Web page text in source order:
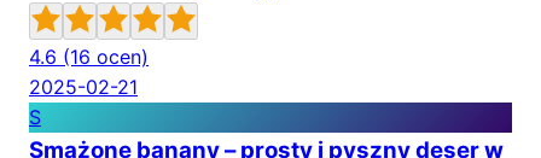
4.6 (16 ocen)
2025-02-21
S
Smażone banany – prosty i pyszny deser w